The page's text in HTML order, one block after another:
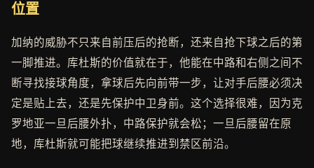
位置
加纳的威胁不只来自前压后的抢断，还来自抢下球之后的第
一脚推进。库杜斯的价值就在于，他能在中路和右侧之间不
断寻找接球角度，拿球后先向前带一步，让对手后腰必须决
定是贴上去，还是先保护中卫身前。这个选择很难，因为克
罗地亚一旦后腰外扑，中路保护就会松；一旦后腰留在原
地，库杜斯就可能把球继续推进到禁区前沿。